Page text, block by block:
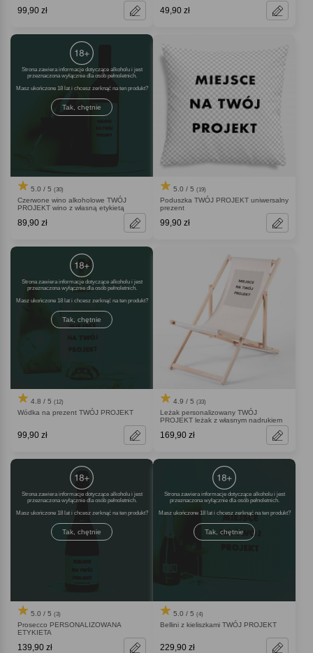
99,90 zł 49,90 zł
Strona zawiera informacje dotyczące alkoholu i jest
przeznaczona wyłącznie dla osób pełnoletnich.
Masz ukończone 18 lat i chcesz zerknąć na ten produkt
Tak, chętnie
5.0 / 5 (30)
Czerwone wino alkoholowe TWÓJ
PROJEKT wino z własną etykietą
89,90 zł
5.0 / 5 (19)
Poduszka TWÓJ PROJEKT uniwersalny
prezent
99,90 zł
Strona zawiera informacje dotyczące alkoholu i jest
przeznaczona wyłącznie dla osób pełnoletnich.
Masz ukończone 18 lat i chcesz zerknąć na ten produkt
Tak, chętnie
4.8 / 5 (12)
Wódka na prezent TWÓJ PROJEKT
99,90 zł
4.9 / 5 (33)
Leżak personalizowany TWÓJ
PROJEKT leżak z własnym nadrukiem
169,90 zł
Strona zawiera informacje dotyczące alkoholu i jest
przeznaczona wyłącznie dla osób pełnoletnich.
Masz ukończone 18 lat i chcesz zerknąć na ten produkt
Tak, chętnie
5.0 / 5 (3)
Prosecco PERSONALIZOWANA
ETYKIETA
139,90 zł
Strona zawiera informacje dotyczące alkoholu i jest
przeznaczona wyłącznie dla osób pełnoletnich.
Masz ukończone 18 lat i chcesz zerknąć na ten produkt
Tak, chętnie
5.0 / 5 (4)
Bellini z kieliszkami TWÓJ PROJEKT
229,90 zł